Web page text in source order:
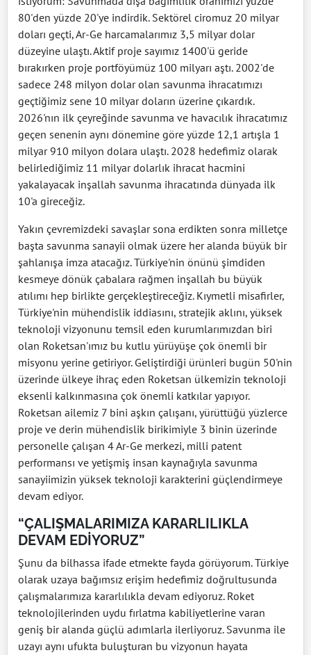
80'den yüzde 20'ye indirdik. Sektörel ciromuz 20 milyar
doları geçti, Ar-Ge harcamalarımız 3,5 milyar dolar
düzeyine ulaştı. Aktif proje sayımız 1400'ü geride
bırakırken proje portföyümüz 100 milyarı aştı. 2002'de
sadece 248 milyon dolar olan savunma ihracatımızı
geçtiğimiz sene 10 milyar doların üzerine çıkardık.
2026'nın ilk çeyreğinde savunma ve havacılık ihracatımız
geçen senenin aynı dönemine göre yüzde 12,1 artışla 1
milyar 910 milyon dolara ulaştı. 2028 hedefimiz olarak
belirlediğimiz 11 milyar dolarlık ihracat hacmini
yakalayacak inşallah savunma ihracatında dünyada ilk
10'a gireceğiz.
Yakın çevremizdeki savaşlar sona erdikten sonra milletçe
başta savunma sanayii olmak üzere her alanda büyük bir
şahlanışa imza atacağız. Türkiye'nin önünü şimdiden
kesmeye dönük çabalara rağmen inşallah bu büyük
atılımı hep birlikte gerçekleştireceğiz. Kıymetli misafirler,
Türkiye'nin mühendislik iddiasını, stratejik aklını, yüksek
teknoloji vizyonunu temsil eden kurumlarımızdan biri
olan Roketsan'ımız bu kutlu yürüyüşe çok önemli bir
misyonu yerine getiriyor. Geliştirdiği ürünleri bugün 50'nin
üzerinde ülkeye ihraç eden Roketsan ülkemizin teknoloji
eksenli kalkınmasına çok önemli katkılar yapıyor.
Roketsan ailemiz 7 bini aşkın çalışanı, yürüttüğü yüzlerce
proje ve derin mühendislik birikimiyle 3 binin üzerinde
personelle çalışan 4 Ar-Ge merkezi, milli patent
performansı ve yetişmiş insan kaynağıyla savunma
sanayiimizin yüksek teknoloji karakterini güçlendirmeye
devam ediyor.
“ÇALIŞMALARIMIZA KARARLILIKLA
DEVAM EDİYORUZ”
Şunu da bilhassa ifade etmekte fayda görüyorum. Türkiye
olarak uzaya bağımsız erişim hedefimiz doğrultusunda
çalışmalarımıza kararlılıkla devam ediyoruz. Roket
teknolojilerinden uydu fırlatma kabiliyetlerine varan
geniş bir alanda güçlü adımlarla ilerliyoruz. Savunma ile
uzayı aynı ufukta buluşturan bu vizyonun hayata